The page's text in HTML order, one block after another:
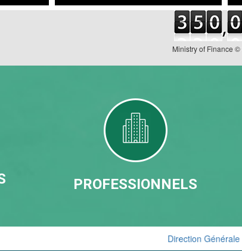
Ministry of Finance
PROFESSIONNELS
Direction
Cellule de Traitement du